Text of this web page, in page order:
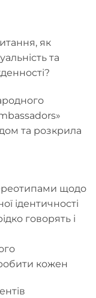
як
та
та розкрила
щодо
ідентичності
говорять і
кожен